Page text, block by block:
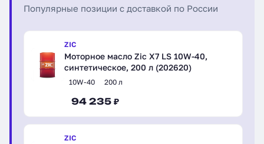
Популярные позиции с доставкой по России
ZIC
Моторное масло Zic X7 LS 10W-40,
синтетическое, 200 л (202620)
10W-40 200 л
94 235 ₽
ZIC